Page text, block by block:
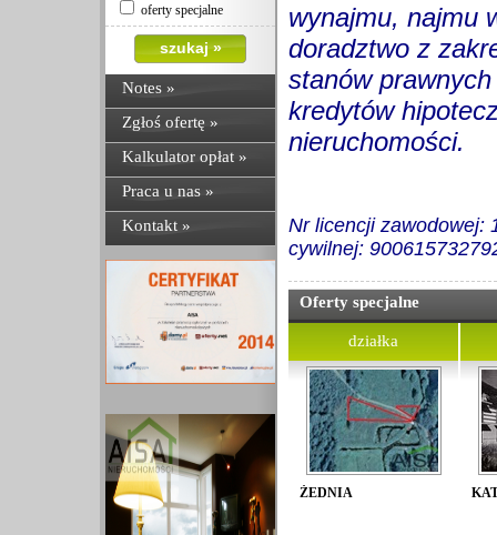
oferty specjalne
Notes »
Zgłoś ofertę »
Kalkulator opłat »
Praca u nas »
Kontakt »
wynajmu, najmu
doradztwo z
stanów
kredytów
nieruchomości.
Nr licencji zawodowej:
cywilnej:
Oferty specjalne
działka
ŻEDNIA